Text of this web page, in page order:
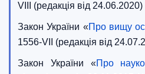
VIII (редакція від 24.06.2020)
Закон України «Про вищу
1556-VII (редакція від
Закон України «Про